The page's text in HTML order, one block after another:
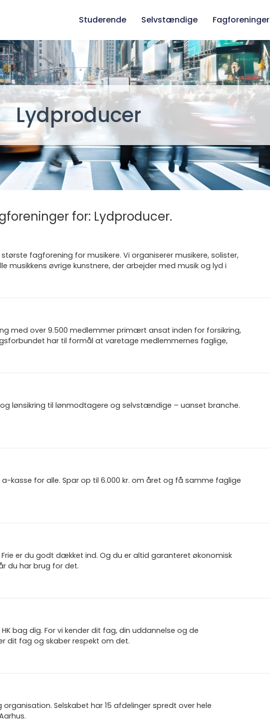
Studerende Selvstændige Fagforeninger
Lydproducer
for: Lydproducer.
fagforening for musikere. Vi organiserer musikere, solister,
musikkens øvrige kunstnere, der arbejder med musik og lyd i
med over 9.500 medlemmer primært ansat inden for forsikring,
har til formål at varetage medlemmernes faglige,
lønsikring til lønmodtagere og selvstændige – uanset branche.
kasse for alle. Spar op til 6.000 kr. om året og få samme faglige
er du godt dækket ind. Og du er altid garanteret økonomisk
du har brug for det.
bag dig. For vi kender dit fag, din uddannelse og de
dit fag og skaber respekt om det.
Selskabet har 15 afdelinger spredt over hele